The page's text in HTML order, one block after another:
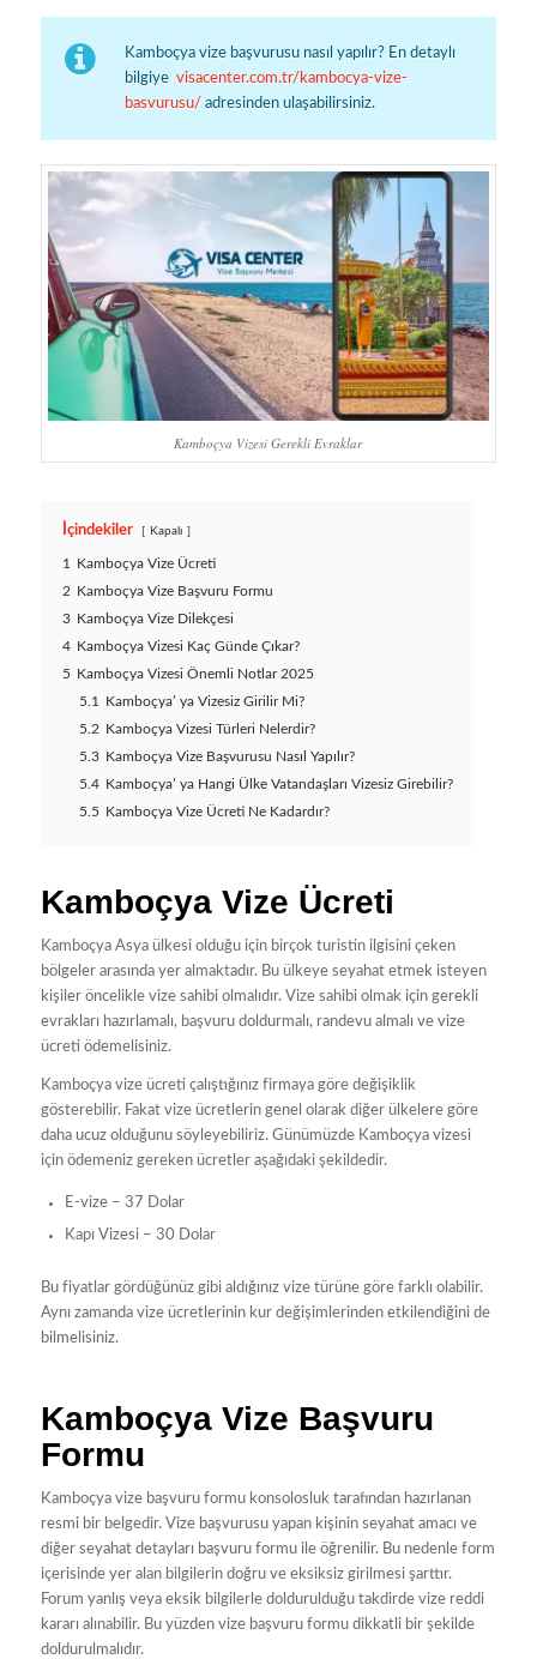
Kamboçya vize başvurusu nasıl yapılır? En detaylı
bilgiye visacenter.com.tr/kambocya-vize-
basvurusu/ adresinden ulaşabilirsiniz.
Kamboçya Vizesi Gerekli Evraklar
İçindekiler Kapalı
1 Kamboçya Vize Ücreti
2 Kamboçya Vize Başvuru Formu
3 Kamboçya Vize Dilekçesi
4 Kamboçya Vizesi Kaç Günde Çıkar?
5 Kamboçya Vizesi Önemli Notlar 2025
5.1 Kamboçya’ ya Vizesiz Girilir Mi?
5.2 Kamboçya Vizesi Türleri Nelerdir?
5.3 Kamboçya Vize Başvurusu Nasıl Yapılır?
5.4 Kamboçya’ ya Hangi Ülke Vatandaşları Vizesiz Girebilir?
5.5 Kamboçya Vize Ücreti Ne Kadardır?
Kamboçya Vize Ücreti
Kamboçya Asya ülkesi olduğu için birçok turistin ilgisini çeken
bölgeler arasında yer almaktadır. Bu ülkeye seyahat etmek isteyen
kişiler öncelikle vize sahibi olmalıdır. Vize sahibi olmak için gerekli
evrakları hazırlamalı, başvuru doldurmalı, randevu almalı ve vize
ücreti ödemelisiniz.
Kamboçya vize ücreti çalıştığınız firmaya göre değişiklik
gösterebilir. Fakat vize ücretlerin genel olarak diğer ülkelere göre
daha ucuz olduğunu söyleyebiliriz. Günümüzde Kamboçya vizesi
için ödemeniz gereken ücretler aşağıdaki şekildedir.
E-vize – 37 Dolar
Kapı Vizesi – 30 Dolar
Bu fiyatlar gördüğünüz gibi aldığınız vize türüne göre farklı olabilir.
Aynı zamanda vize ücretlerinin kur değişimlerinden etkilendiğini de
bilmelisiniz.
Kamboçya Vize Başvuru
Formu
Kamboçya vize başvuru formu konsolosluk tarafından hazırlanan
resmi bir belgedir. Vize başvurusu yapan kişinin seyahat amacı ve
diğer seyahat detayları başvuru formu ile öğrenilir. Bu nedenle form
içerisinde yer alan bilgilerin doğru ve eksiksiz girilmesi şarttır.
Forum yanlış veya eksik bilgilerle doldurulduğu takdirde vize reddi
kararı alınabilir. Bu yüzden vize başvuru formu dikkatli bir şekilde
doldurulmalıdır.